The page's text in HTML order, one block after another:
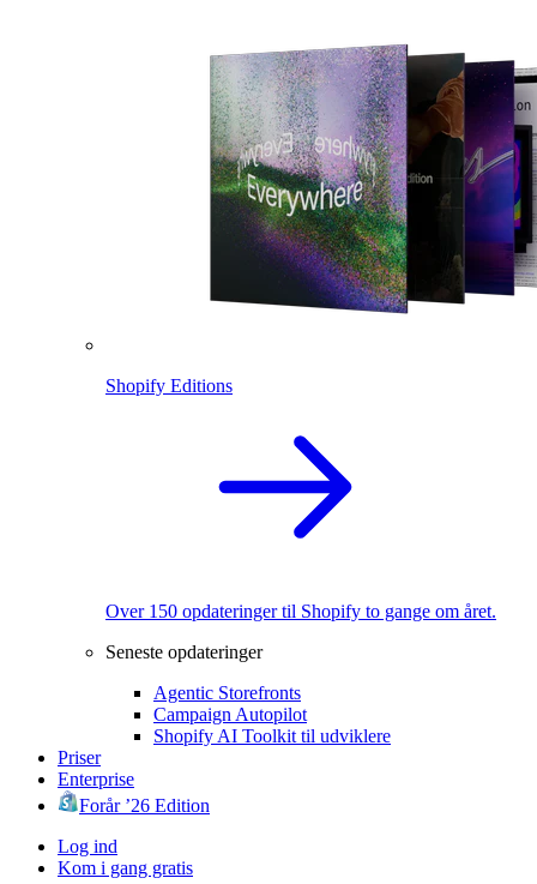
Shopify Editions
Over 150 opdateringer til Shopify to gange om året.
Seneste opdateringer
Agentic Storefronts
Campaign Autopilot
Shopify AI Toolkit til udviklere
Priser
Enterprise
Forår ’26 Edition
Log ind
Kom i gang gratis